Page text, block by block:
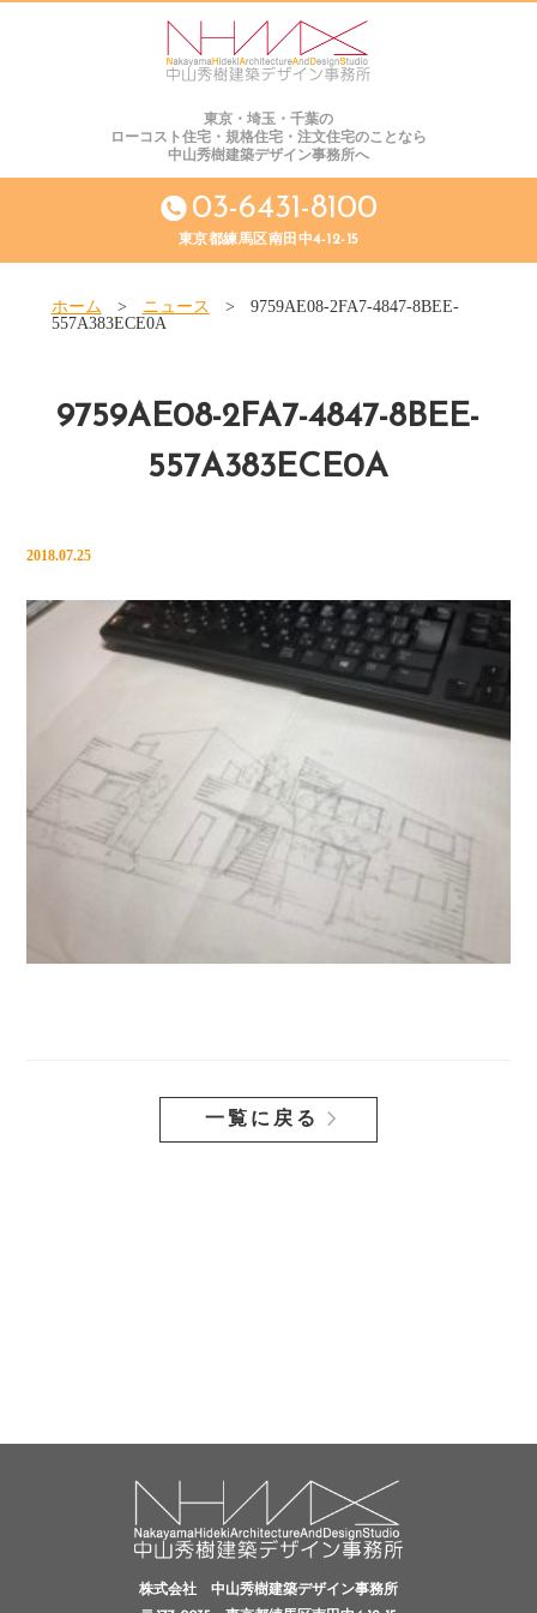
東京・埼玉・千葉の
ローコスト住宅・規格住宅・注文住宅のことなら
中山秀樹建築デザイン事務所へ
03-6431-8100
東京都練馬区南田中4-12-15
ホーム > ニュース >
9759AE08-2FA7-4847-8BEE-
557A383ECE0A
9759AE08-2FA7-4847-8BEE-
557A383ECE0A
2018.07.25
一覧に戻る
株式会社 中山秀樹建築デザイン事務所